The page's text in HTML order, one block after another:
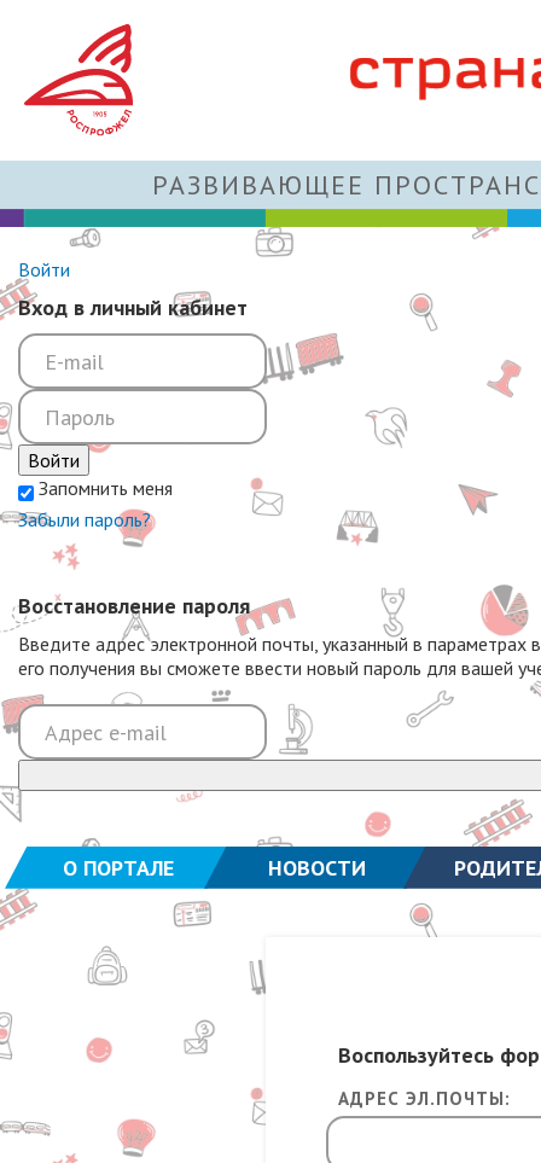
РАЗВИВАЮЩЕЕ
Войти
Вход в личный кабинет
Войти
Запомнить меня
Забыли пароль?
Восстановление пароля
Введите адрес электронной почты, указанный в
его получения вы сможете ввести новый пароль для вашей
О ПОРТАЛЕ НОВОСТИ
Воспользуйтесь
АДРЕС ЭЛ.ПОЧТЫ: